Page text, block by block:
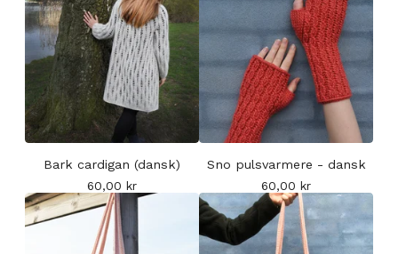
Bark cardigan (dansk)
60,00 kr
Sno pulsvarmere - dansk
60,00 kr